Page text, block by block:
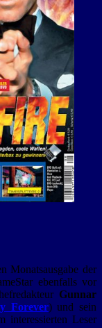
Monatsausgabe der
ebenfalls vor
Gunnar
Forever) und sein
interessierten Leser